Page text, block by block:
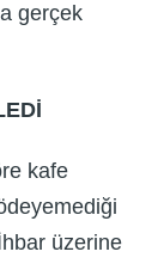
gerçek
kafe
üzerine